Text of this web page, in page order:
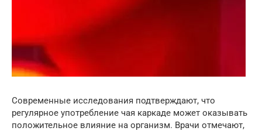
Современные исследования подтверждают, что
регулярное употребление чая каркаде может оказывать
положительное влияние на организм. Врачи отмечают,